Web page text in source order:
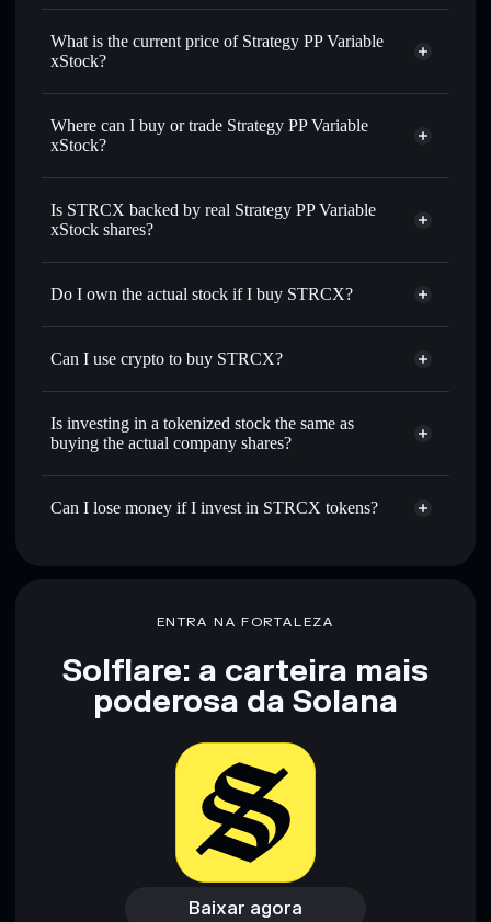
Strategy PP Variable xStock
What is the current price of Strategy PP Variable
xStock?
Strategy PP Variable xStock
$95.01
Where can I buy or trade Strategy PP Variable
xStock?
Is STRCX backed by real Strategy PP Variable
xStock shares?
Do I own the actual stock if I buy STRCX?
Can I use crypto to buy STRCX?
Is investing in a tokenized stock the same as
buying the actual company shares?
Can I lose money if I invest in STRCX tokens?
ENTRA NA FORTALEZA
Solflare: a carteira mais
poderosa da Solana
Baixar agora
Baixar agora
Acessar carteira